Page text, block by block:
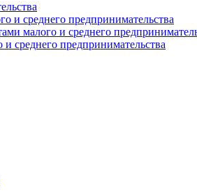
и среднего предпринимательства
малого и среднего
среднего предпринимательства